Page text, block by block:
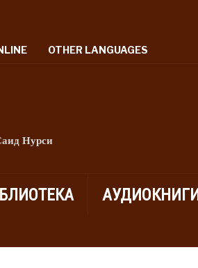
OTHER LANGUAGES
Нурси
АУДИОКНИГИ